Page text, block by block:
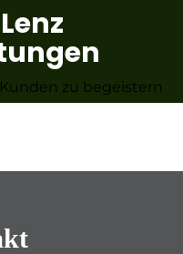
zu begeistern